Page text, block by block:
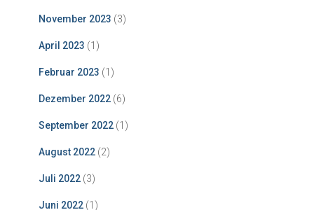
November 2023 (3)
April 2023 (1)
Februar 2023 (1)
Dezember 2022 (6)
September 2022 (1)
August 2022 (2)
Juli 2022 (3)
Juni 2022 (1)